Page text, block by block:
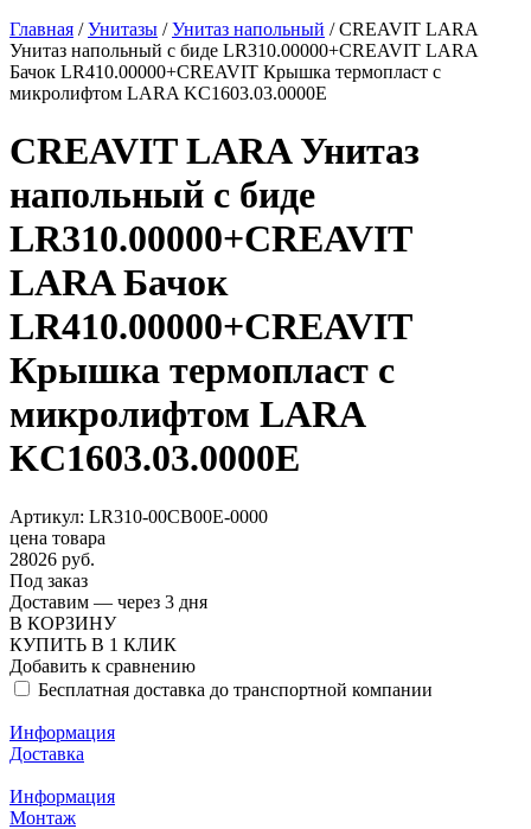
Главная /Унитазы /Унитаз напольный /CREAVIT LARA
Унитаз напольный с биде LR310.00000+CREAVIT LARA
Бачок LR410.00000+CREAVIT Крышка термопласт с
микролифтом LARA KC1603.03.0000E
CREAVIT LARA Унитаз
напольный с биде
LR310.00000+CREAVIT
LARA Бачок
LR410.00000+CREAVIT
Крышка термопласт с
микролифтом LARA
KC1603.03.0000E
Артикул: LR310-00CB00E-0000
цена товара
28026 руб.
Под заказ
Доставим — через 3 дня
В КОРЗИНУ
КУПИТЬ В 1 КЛИК
Добавить к сравнению
Бесплатная доставка до транспортной компании
Информация
Доставка
Информация
Монтаж